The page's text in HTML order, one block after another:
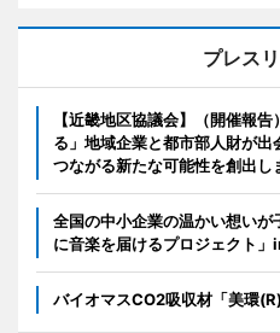
プレス
【近畿地区協議会】（開催報
る」地域企業と都市部人財が
つながる新たな可能性を創出し
全国の中小企業の温かい想い
に音楽を届けるプロジェクト」
バイオマスCO2吸収材「美環